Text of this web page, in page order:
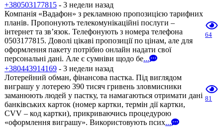
+380503177815 - 3 недели назад
Компанія «Вадафон» з рекламною пропозицією тарифних
планів. Пропонують телекомунікаційні послуги –
інтернет та зв’язок. Телефонують з номера телефона
0503177815. Доволі цікаві пропозиції по цінам, але для
оформлення пакету потрібно онлайн надати свої
персональні дані. Але є сумніви щодо бе...
64
+380443914169 - 3 недели назад
Лотерейний обман, фінансова пастка. Під виглядом
виграшу у лотерею 390 тисяч гривень зловмисники
заманюють людей у пастку, та намагаються отримати дані
банківських карток (номер картки, термін дії картки,
CVV – код картки), прикриваючись процедурою
«оформлення виграшу». Використовують псих...
81